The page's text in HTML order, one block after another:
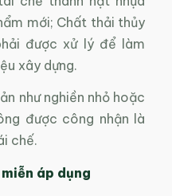
mới; Chất thải thủy
được xử lý để làm
xây dựng.
như nghiền nhỏ hoặc
được công nhận là
chế.
áp dụng